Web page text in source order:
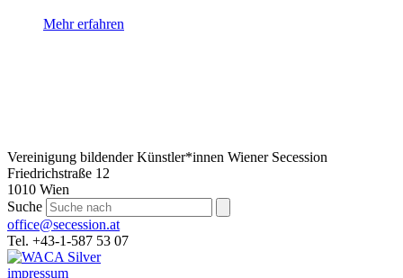
Mehr erfahren
Vereinigung bildender Künstler*innen Wiener Secession
Friedrichstraße 12
1010 Wien
Suche
office@secession.at
Tel. +43-1-587 53 07
impressum